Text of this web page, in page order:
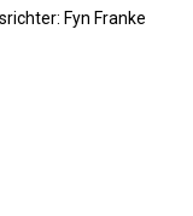
Fyn Franke